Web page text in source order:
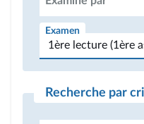
Examen
Recherche par